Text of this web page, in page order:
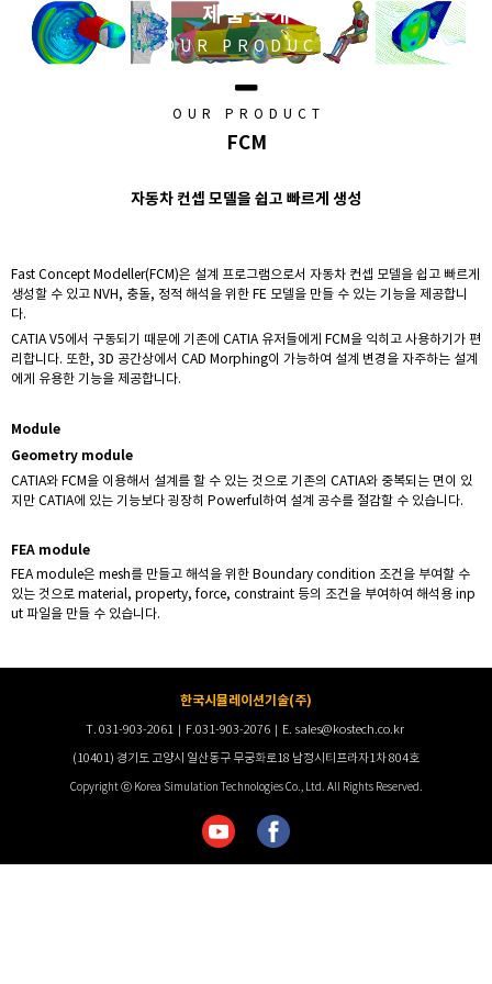
제품소개
OUR PRODUCT
OUR PRODUCT
FCM
자동차 컨셉 모델을 쉽고 빠르게 생성
Fast Concept Modeller(FCM)은 설계 프로그램으로서 자동차 컨셉 모델을 쉽고 빠르게
생성할 수 있고 NVH, 충돌, 정적 해석을 위한 FE 모델을 만들 수 있는 기능을 제공합니
다.
CATIA V5에서 구동되기 때문에 기존에 CATIA 유저들에게 FCM을 익히고 사용하기가 편
리합니다. 또한, 3D 공간상에서 CAD Morphing이 가능하여 설계 변경을 자주하는 설계
에게 유용한 기능을 제공합니다.
Module
Geometry module
CATIA와 FCM을 이용해서 설계를 할 수 있는 것으로 기존의 CATIA와 중복되는 면이 있
지만 CATIA에 있는 기능보다 굉장히 Powerful하여 설계 공수를 절감할 수 있습니다.
FEA module
FEA module은 mesh를 만들고 해석을 위한 Boundary condition 조건을 부여할 수
있는 것으로 material, property, force, constraint 등의 조건을 부여하여 해석용 inp
ut 파일을 만들 수 있습니다.
한국시뮬레이션기술(주)
T. 031-903-2061｜F.031-903-2076｜E. sales@kostech.co.kr
(10401) 경기도 고양시 일산동구 무궁화로18 남정시티프라자1차 804호
Copyright ⓒ Korea Simulation Technologies Co., Ltd. All Rights Reserved.